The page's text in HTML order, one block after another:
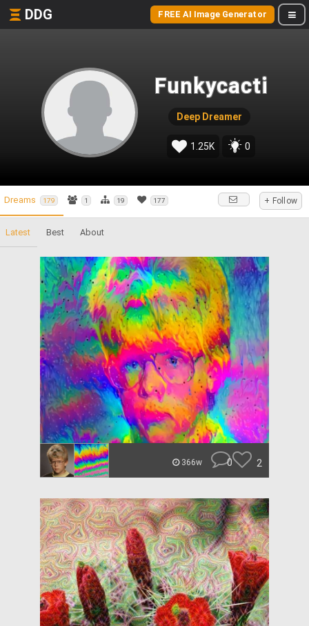
DDG FREE AI Image Generator
Funkycacti
Deep Dreamer
1.25K 0
Dreams 179 1 19 177 + Follow
Latest Best About
366w 0 2